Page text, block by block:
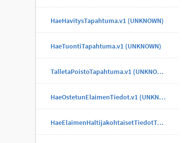
HaeHavitysTapahtuma.v1 (UNKNOWN)
HaeTuontiTapahtuma.v1 (UNKNOWN)
TalletaPoistoTapahtuma.v1 (UNKNOWN)
HaeOstetunElaimenTiedot.v1 (UNKNOWN)
HaeElaimenHaltijakohtaisetTiedotTapahtuma.v1 (UNKNOWN)